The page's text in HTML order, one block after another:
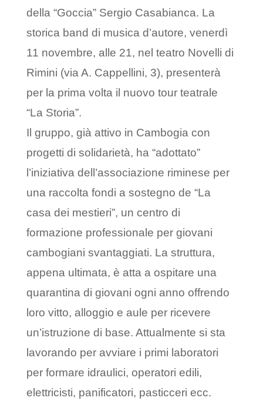
della “Goccia” Sergio Casabianca. La
storica band di musica d’autore, venerdì
11 novembre, alle 21, nel teatro Novelli di
Rimini (via A. Cappellini, 3), presenterà
per la prima volta il nuovo tour teatrale
“La Storia”.
Il gruppo, già attivo in Cambogia con
progetti di solidarietà, ha “adottato”
l’iniziativa dell’associazione riminese per
una raccolta fondi a sostegno de “La
casa dei mestieri”, un centro di
formazione professionale per giovani
cambogiani svantaggiati. La struttura,
appena ultimata, è atta a ospitare una
quarantina di giovani ogni anno offrendo
loro vitto, alloggio e aule per ricevere
un’istruzione di base. Attualmente si sta
lavorando per avviare i primi laboratori
per formare idraulici, operatori edili,
elettricisti, panificatori, pasticceri ecc.